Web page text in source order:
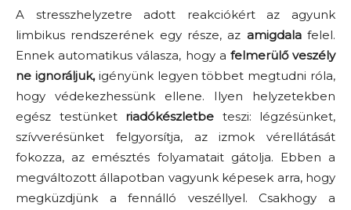
A stresszhelyzetre adott reakciókért az agyunk
limbikus rendszerének egy része, az amigdalafelel.
Ennek automatikus válasza, hogy a felmerülő veszély
ne ignoráljuk,igényünk legyen többet megtudni róla,
hogy védekezhessünk ellene. Ilyen helyzetekben
egész testünket riadókészletbe teszi: légzésünket,
szívverésünket felgyorsítja, az izmok vérellátását
fokozza, az emésztés folyamatait gátolja. Ebben a
megváltozott állapotban vagyunk képesek arra, hogy
megküzdjünk a fennálló veszéllyel. Csakhogy a